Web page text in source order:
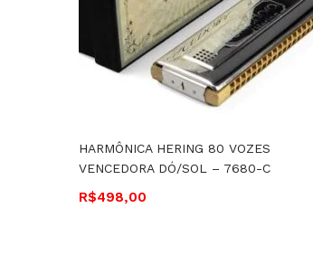
HARMÔNICA HERING 80 VOZES
VENCEDORA DÓ/SOL – 7680-C
R$498,00